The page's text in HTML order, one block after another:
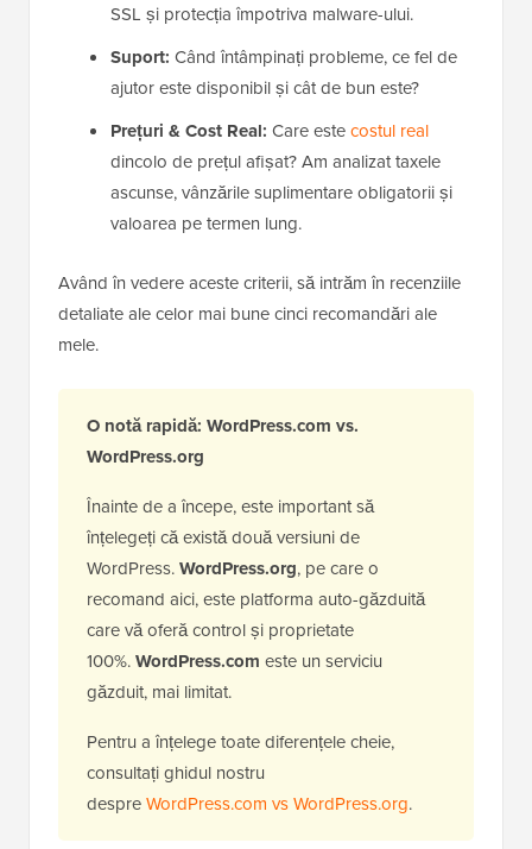
SSL și protecția împotriva malware-ului.
Suport: Când întâmpinați probleme, ce fel de
ajutor este disponibil și cât de bun este?
Prețuri & Cost Real: Care estecostul real
dincolo de prețul afișat? Am analizat taxele
ascunse, vânzările suplimentare obligatorii și
valoarea pe termen lung.
Având în vedere aceste criterii, să intrăm în recenziile
detaliate ale celor mai bune cinci recomandări ale
mele.
O notă rapidă: WordPress.com vs.
WordPress.org
Înainte de a începe, este important să
înțelegeți că există două versiuni de
WordPress.WordPress.org, pe care o
recomand aici, este platforma auto-găzduită
care vă oferă control și proprietate
100%.WordPress.com este un serviciu
găzduit, mai limitat.
Pentru a înțelege toate diferențele cheie,
consultați ghidul nostru
despreWordPress.com vs WordPress.org.